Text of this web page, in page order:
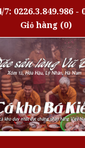
0226.3.849.986 -
Giỏ hàng(0)